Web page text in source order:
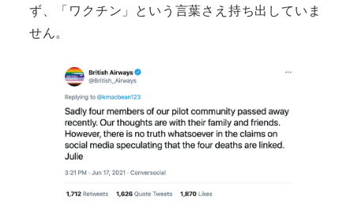
ず、「ワクチン」という言葉さえ持ち出していま
せん。